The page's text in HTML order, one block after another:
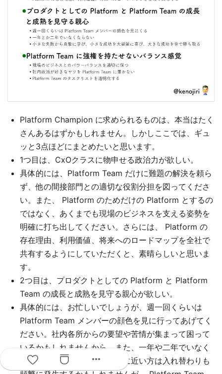
Platform Champion に求められるものは、本当はたく
さんあるはずかもしれません。しかしここでは、ギュ
ッと3点ほどにまとめたいと思います。
1つ目は、CxOクラスに物申せる政治力が欲しい。
具体的には、Platform Team だけに難題の解決を頼ら
ず、他の間接部門との適切な役割分担を図ってくださ
い。また、 Platform のためだけの Platform とするの
ではなく、あくまでも現場のビジネスを支える姿勢を
明確に打ち出してください。さらには、 Platform の
存在理由、利用価値、将来へのロードマップを全社で
共有するようにしていただくと、素晴らしいと思いま
す。
2つ目は、プロダクトとしての Platform と Platform
Team の成長と成熟を見守る親心が欲しい。
具体的には、お忙しいでしょうが、週一回くらいは
Platform Team メンバーの顔色を見に行ってあげてく
ださい。社内各所からの要望や苦情が集まって困って
いるかもしれませんから。また、一年や二年でいなく
ならないでください。経営者に近い方は入れ替わりも
more_horiz